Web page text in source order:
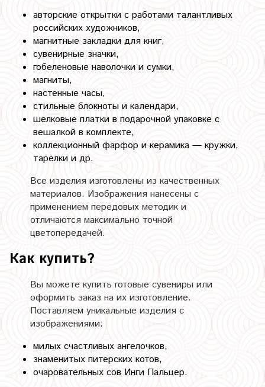
авторские открытки с работами талантливых
российских художников,
магнитные закладки для книг,
сувенирные значки,
гобеленовые наволочки и сумки,
магниты,
настенные часы,
стильные блокноты и календари,
шелковые платки в подарочной упаковке с
вешалкой в комплекте,
коллекционный фарфор и керамика — кружки,
тарелки и др.
Все изделия изготовлены из качественных
материалов. Изображения нанесены с
применением передовых методик и
отличаются максимально точной
цветопередачей.
Как купить?
Вы можете купить готовые сувениры или
оформить заказ на их изготовление.
Поставляем уникальные изделия с
изображениями:
милых счастливых ангелочков,
знаменитых питерских котов,
очаровательных сов Инги Пальцер.